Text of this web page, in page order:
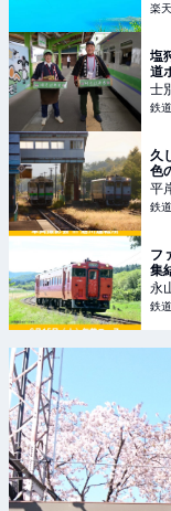
楽
塩
道
士
鉄
久
色
平
鉄
フ
集
鉄
永
鉄